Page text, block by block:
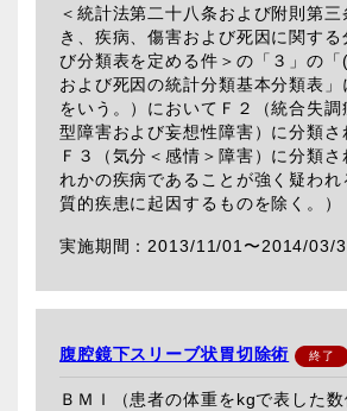
＜統計法第二十八条および附則第
き、疾病、傷害および死因に関する
び分類表を定める件＞の「３」の
および死因の統計分類基本分類表
をいう。）においてＦ２（統合失調
型障害および妄想性障害）に分類
Ｆ３（気分＜感情＞障害）に分類
れかの疾病であることが強く疑われ
質的疾患に起因するものを除く。）
2013/11/01〜2014/03/
腹腔鏡下スリーブ状胃切除術
ＢＭＩ（患者の体重をkgで表した